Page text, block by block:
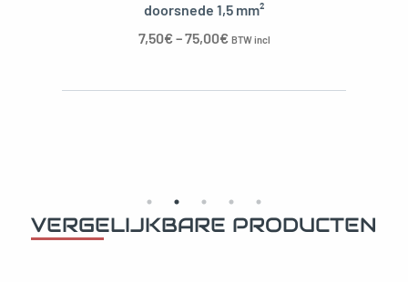
doorsnede 1,5 mm²
7,50€–75,00€ BTW incl
VERGELIJKBARE PRODUCTEN